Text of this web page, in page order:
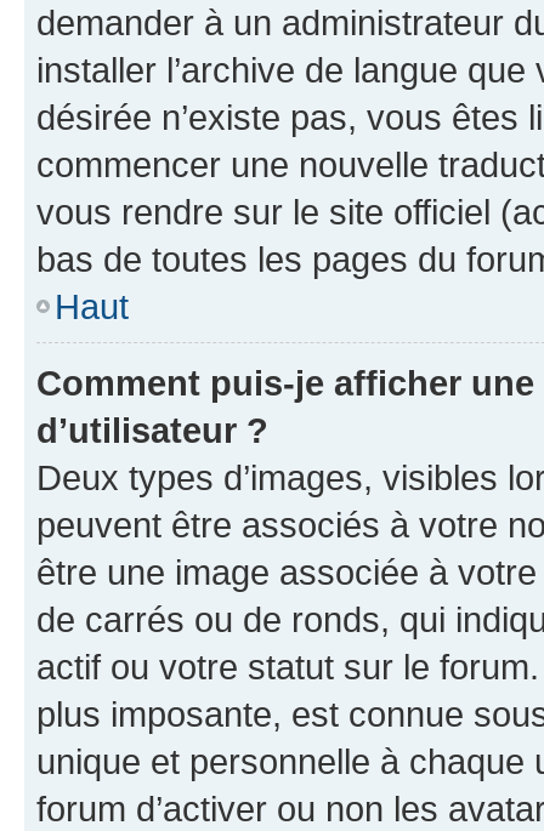
demander à un administrateur
installer l’archive de langue
désirée n’existe pas, vous êtes
commencer une nouvelle
vous rendre sur le site officiel
bas de toutes les pages du
Haut
Comment puis-je afficher
d’utilisateur ?
Deux types d’images, visibles
peuvent être associés à votre
être une image associée à
de carrés ou de ronds, qui
actif ou votre statut sur le
plus imposante, est connue
unique et personnelle à chaque
forum d’activer ou non les